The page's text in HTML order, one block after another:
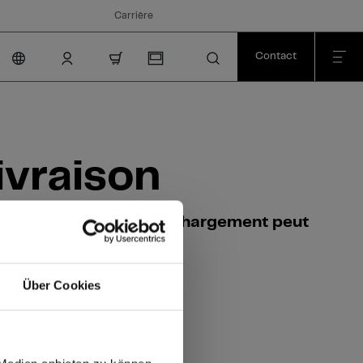
Über Cookies
Carrière
Contact
Remarque : Le chargement peut